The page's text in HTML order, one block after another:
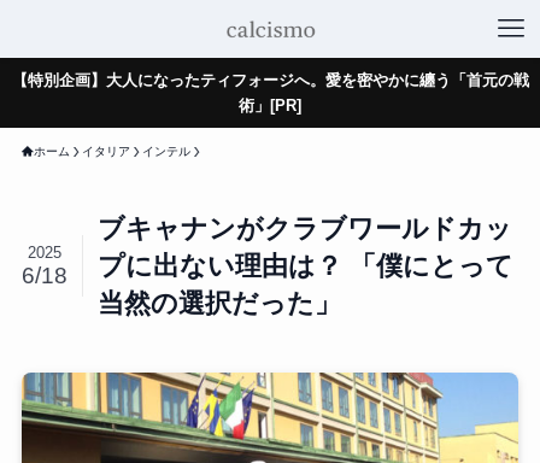
【特別企画】大人になったティフォージへ。愛を密やかに纏う「首元の戦
術」[PR]
ホーム イタリア インテル
ブキャナンがクラブワールドカッ
プに出ない理由は？ 「僕にとって
当然の選択だった」
2025
6/18